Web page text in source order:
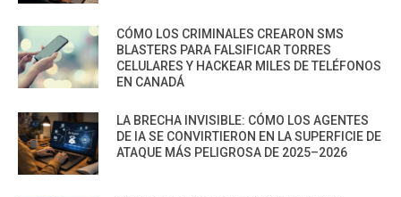
CÓMO LOS CRIMINALES CREARON SMS
BLASTERS PARA FALSIFICAR TORRES
CELULARES Y HACKEAR MILES DE TELÉFONOS
EN CANADÁ
LA BRECHA INVISIBLE: CÓMO LOS AGENTES
DE IA SE CONVIRTIERON EN LA SUPERFICIE DE
ATAQUE MÁS PELIGROSA DE 2025–2026